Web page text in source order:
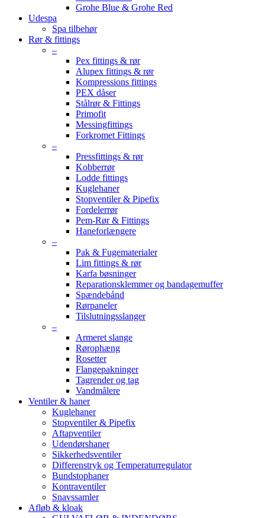
Grohe Blue & Grohe Red
Udespa
Spa tilbehør
Rør & fittings
–
Pex fittings & rør
Alupex fittings & rør
Kompressions fittings
PEX dåser
Stålrør & Fittings
Primofit
Messingfittings
Forkromet Fittings
–
Pressfittings & rør
Kobberrør
Lodde fittings
Kuglehaner
Stopventiler & Pipefix
Fordelerrør
Pem-Rør & Fittings
Haneforlængere
–
Pak & Fugematerialer
Lim fittings & rør
Karfa bøsninger
Reparationsklemmer og bandagemuffer
Spændebånd
Rørpaneler
Tilslutningsslanger
–
Armeret slange
Rørophæng
Rosetter
Flangepakninger
Tagrender og tag
Vandmålere
Ventiler & haner
Kuglehaner
Stopventiler & Pipefix
Aftapventiler
Udendørshaner
Sikkerhedsventiler
Differenstryk og Temperaturregulator
Bundstophaner
Kontraventiler
Snavssamler
Afløb & kloak